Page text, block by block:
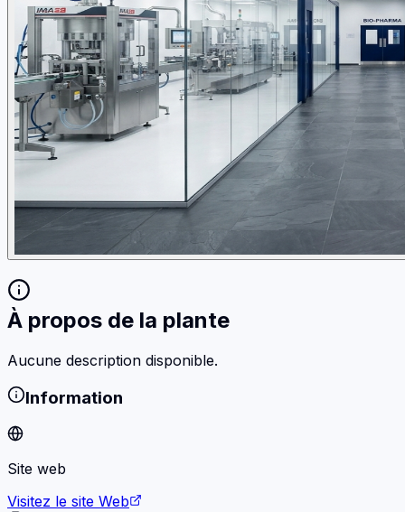
À propos de la plante
Aucune description disponible.
Information
Site web
Visitez le site Web